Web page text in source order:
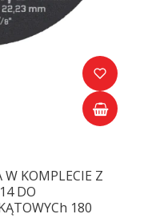
W KOMPLECIE Z
DO
180